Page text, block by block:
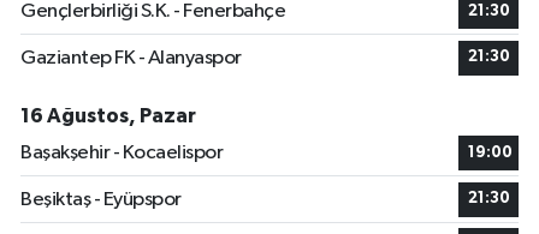
Gençlerbirliği S.K. - Fenerbahçe 21:30
Gaziantep FK - Alanyaspor 21:30
16 Ağustos, Pazar
Başakşehir - Kocaelispor
19:00
Beşiktaş - Eyüpspor 21:30